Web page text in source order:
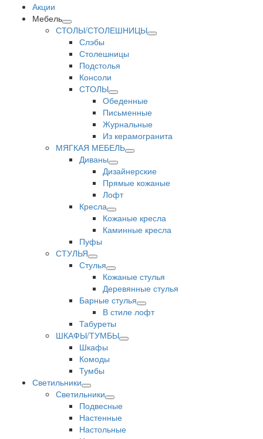
Акции
Мебель
СТОЛЫ/СТОЛЕШНИЦЫ
Слэбы
Столешницы
Подстолья
Консоли
СТОЛЫ
Обеденные
Письменные
Журнальные
Из керамогранита
МЯГКАЯ МЕБЕЛЬ
Диваны
Дизайнерские
Прямые кожаные
Лофт
Кресла
Кожаные кресла
Каминные кресла
Пуфы
СТУЛЬЯ
Стулья
Кожаные стулья
Деревянные стулья
Барные стулья
В стиле лофт
Табуреты
ШКАФЫ/ТУМБЫ
Шкафы
Комоды
Тумбы
Светильники
Светильники
Подвесные
Настенные
Настольные